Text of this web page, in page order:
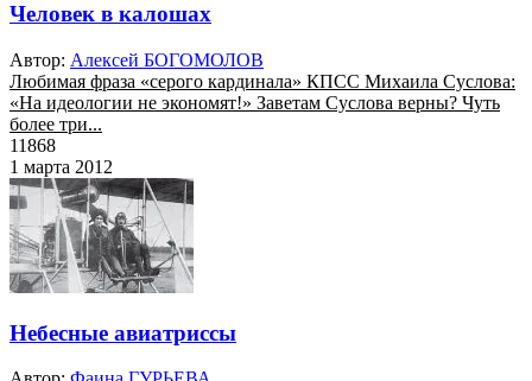
Человек в калошах
Автор: Алексей БОГОМОЛОВ
Любимая фраза «серого кардинала» КПСС Михаила Суслова:
«На идеологии не экономят!» Заветам Суслова верны? Чуть
более три...
11868
1 марта 2012
Небесные авиатриссы